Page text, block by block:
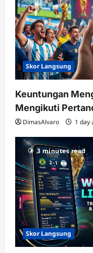
Skor Langsung
Keuntungan
Mengikuti
DimasAlvaro 1 day
3 minutes read
Skor Langsung